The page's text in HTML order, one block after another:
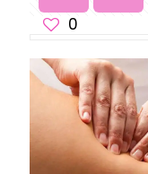
0